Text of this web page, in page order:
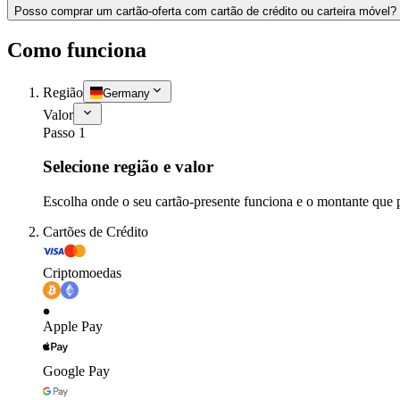
Posso comprar um cartão-oferta com cartão de crédito ou carteira móvel?
Como funciona
Região Germany
Valor
Passo 1
Selecione região e valor
Escolha onde o seu cartão-presente funciona e o montante que
Cartões de Crédito
Criptomoedas
Apple Pay
Google Pay